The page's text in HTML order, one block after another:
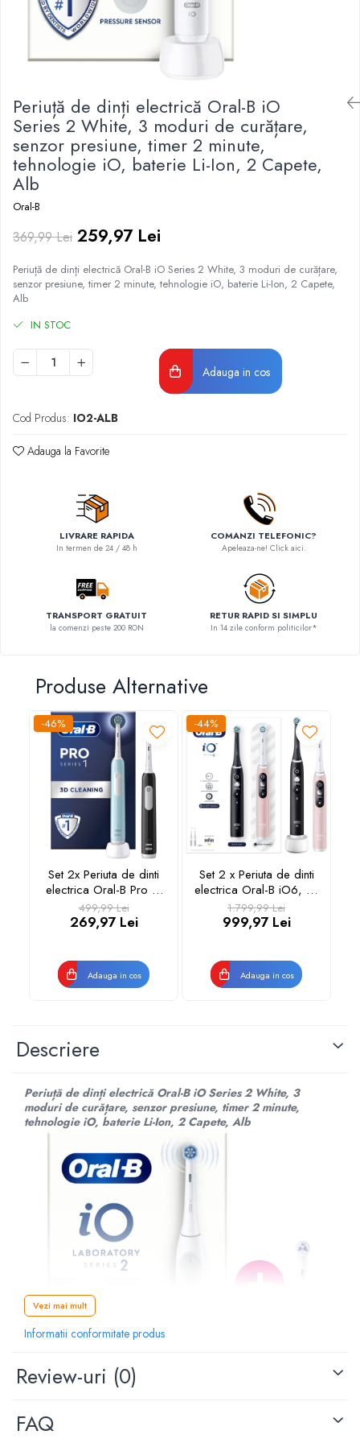
Pistoale de lipit
Termometre bucatarie
Uscatoare Rufe
Veioze si Lampi
Vopsele si Pigmenti
Perii de par electrice
Periuță de dinți electrică Oral-B iO
Series 2 White, 3 moduri de curățare,
senzor presiune, timer 2 minute,
tehnologie iO, baterie Li-Ion, 2 Capete,
Alb
Oral-B
369,99 Lei 259,97 Lei
Periuță de dinți electrică Oral-B iO Series 2 White, 3 moduri de curățare,
senzor presiune, timer 2 minute, tehnologie iO, baterie Li-Ion, 2 Capete,
Alb
IN STOC
Adauga in cos
Cod Produs: IO2-ALB
Adauga la Favorite
LIVRARE RAPIDA
In termen de 24 / 48 h
COMANZI TELEFONIC?
Apeleaza-ne! Click aici.
TRANSPORT GRATUIT
la comenzi peste 200 RON
RETUR RAPID SI SIMPLU
In 14 zile conform politicilor*
Produse Alternative
-46%
Set 2x Periuta de dinti
electrica Oral-B Pro 1,
Curatare 3D, 3
programe, 1 capat de
499,99 Lei
269,97 Lei
Adauga in cos
-44%
Set 2 x Periuta de dinti
electrica Oral-B iO6, cu
Tehnologie Magnetica
si Micro-Vibratii,
Senzor de presiune
Smart, Timer vizibil, 5
1.799,99 Lei
999,97 Lei
Adauga in cos
Descriere
Periuță de dinți electrică Oral-B iO Series 2 White, 3
moduri de curățare, senzor presiune, timer 2 minute,
tehnologie iO, baterie Li-Ion, 2 Capete, Alb
Vezi mai mult
Informatii conformitate produs
Review-uri (0)
FAQ